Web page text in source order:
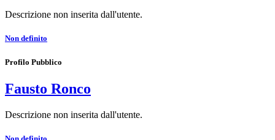
Descrizione non inserita dall'utente.
Non definito
Profilo Pubblico
Fausto Ronco
Descrizione non inserita dall'utente.